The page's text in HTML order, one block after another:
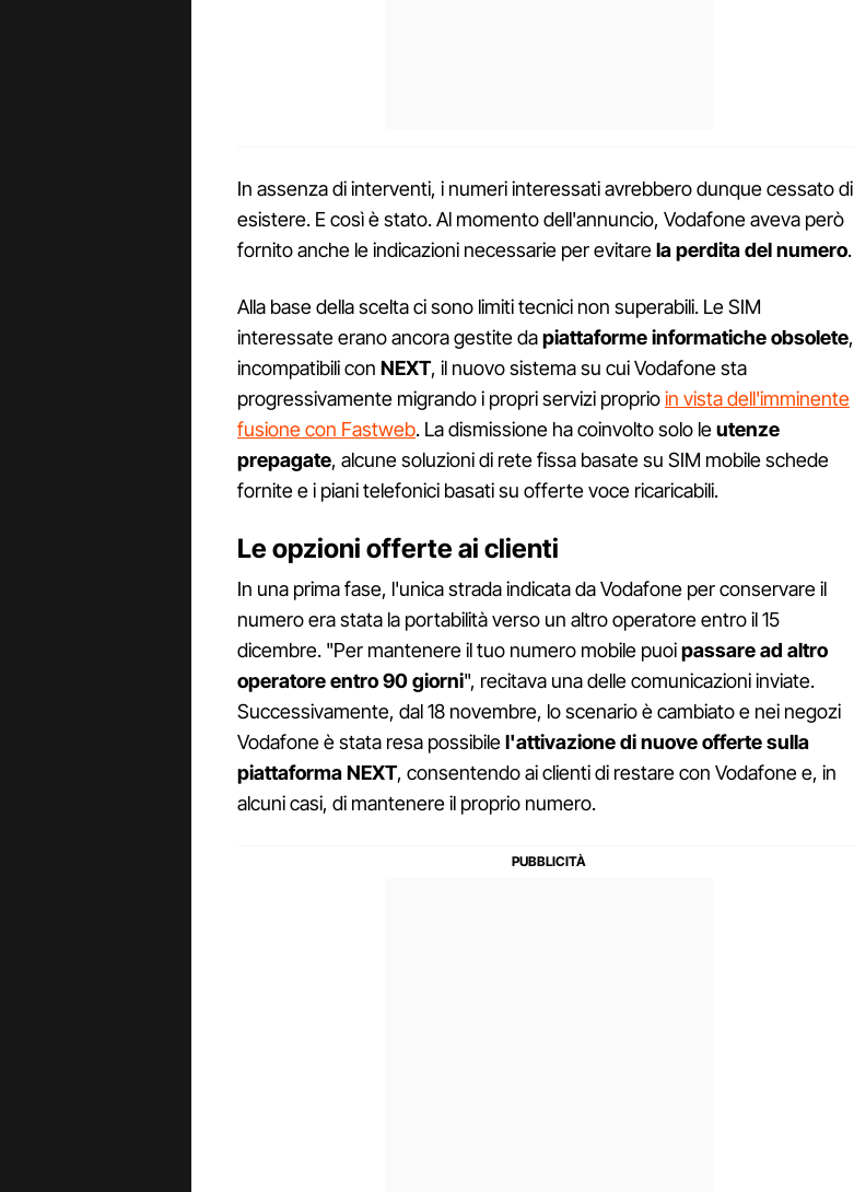
In assenza di interventi, i numeri interessati avrebbero dunque cessato di
esistere. E così è stato. Al momento dell'annuncio, Vodafone aveva però
fornito anche le indicazioni necessarie per evitarela perdita del numero.
Alla base della scelta ci sono limiti tecnici non superabili. Le SIM
interessate erano ancora gestite dapiattaforme informatiche obsolete,
incompatibili con NEXT, il nuovo sistema su cui Vodafone sta
progressivamente migrando i propri servizi proprioin vista dell'imminente
fusione con Fastweb. La dismissione ha coinvolto solo leutenze
prepagate, alcune soluzioni di rete fissa basate su SIM mobile schede
fornite e i piani telefonici basati su offerte voce ricaricabili.
Le opzioni offerte ai clienti
In una prima fase, l'unica strada indicata da Vodafone per conservare il
numero era stata la portabilità verso un altro operatore entro il 15
dicembre. "Per mantenere il tuo numero mobile puoipassare ad altro
operatore entro 90 giorni", recitava una delle comunicazioni inviate.
Successivamente, dal 18 novembre, lo scenario è cambiato e nei negozi
Vodafone è stata resa possibilel'attivazione di nuove offerte sulla
piattaforma NEXT, consentendo ai clienti di restare con Vodafone e, in
alcuni casi, di mantenere il proprio numero.